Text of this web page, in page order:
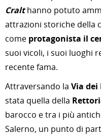
Cralthanno potuto
attrazioni storiche della
come protagonista il
suoi vicoli, i suoi luoghi
recente fama.
Attraversando la Via
stata quella della
barocco e tra i più
Salerno, un punto di